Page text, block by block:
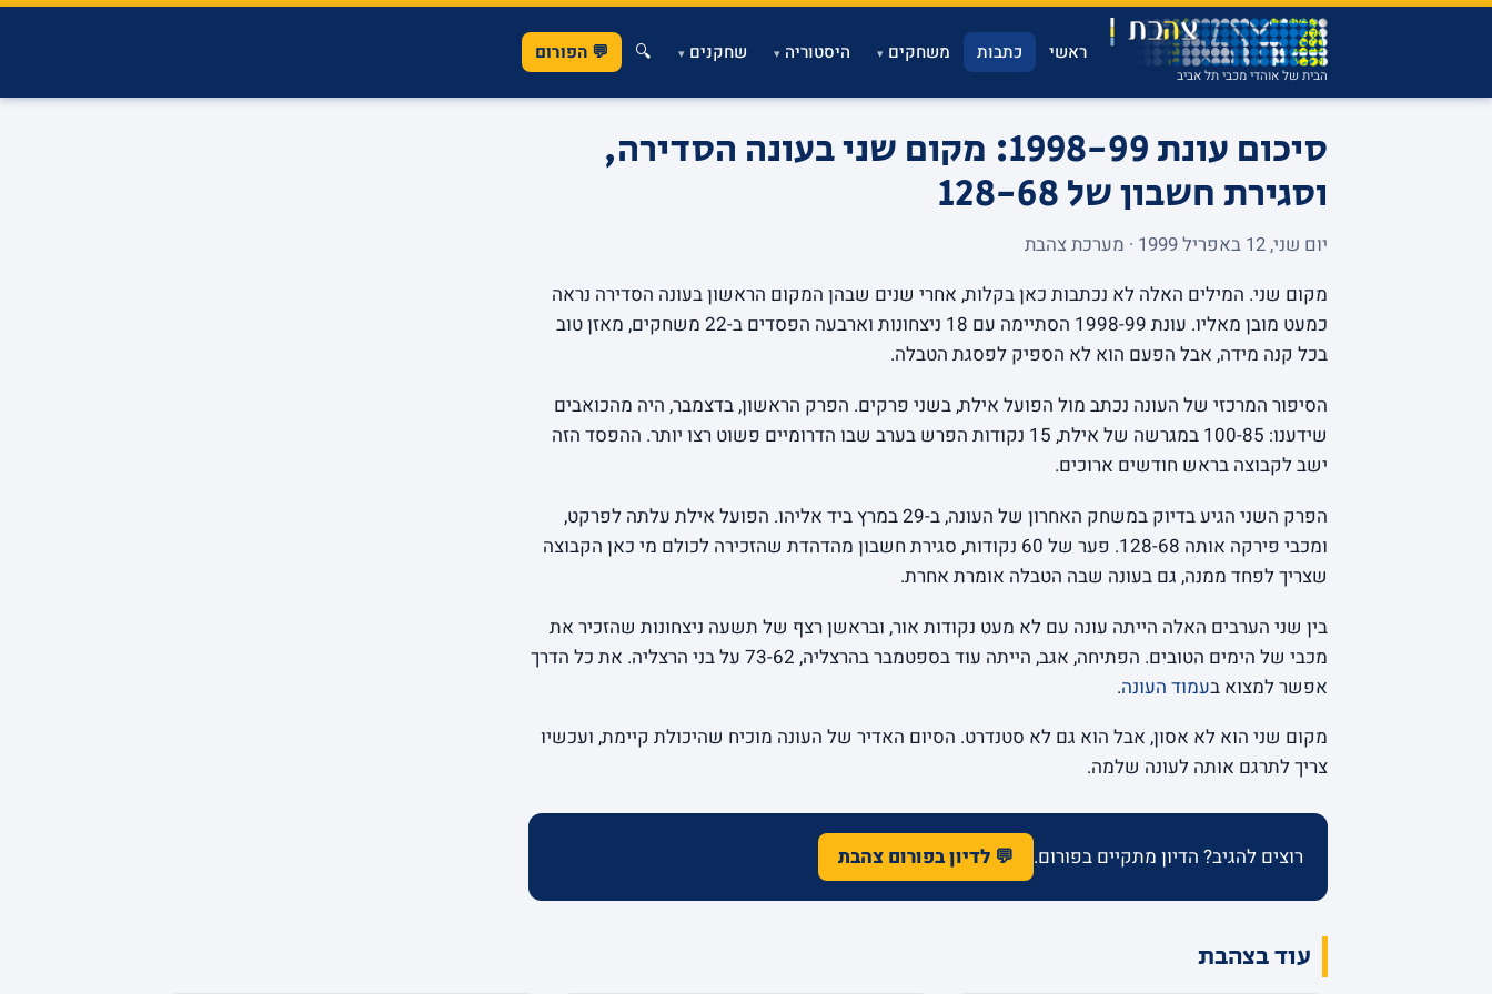
הבית של אוהדי מכבי תל אביב
ראשי כתבות משחקים▾ היסטוריה▾ שחקנים▾
🔍 💬 הפורום
סיכום עונת 1998-99: מקום שני בעונה הסדירה,
וסגירת חשבון של 128-68
יום שני, 12 באפריל 1999 · מערכת צהבת
מקום שני. המילים האלה לא נכתבות כאן בקלות, אחרי שנים שבהן המקום הראשון בעונה הסדירה נראה
כמעט מובן מאליו. עונת 1998-99 הסתיימה עם 18 ניצחונות וארבעה הפסדים ב-22 משחקים, מאזן טוב
בכל קנה מידה, אבל הפעם הוא לא הספיק לפסגת הטבלה.
הסיפור המרכזי של העונה נכתב מול הפועל אילת, בשני פרקים. הפרק הראשון, בדצמבר, היה מהכואבים
שידענו: 100-85 במגרשה של אילת, 15 נקודות הפרש בערב שבו הדרומיים פשוט רצו יותר. ההפסד הזה
ישב לקבוצה בראש חודשים ארוכים.
הפרק השני הגיע בדיוק במשחק האחרון של העונה, ב-29 במרץ ביד אליהו. הפועל אילת עלתה לפרקט,
ומכבי פירקה אותה 128-68. פער של 60 נקודות, סגירת חשבון מהדהדת שהזכירה לכולם מי כאן הקבוצה
שצריך לפחד ממנה, גם בעונה שבה הטבלה אומרת אחרת.
בין שני הערבים האלה הייתה עונה עם לא מעט נקודות אור, ובראשן רצף של תשעה ניצחונות שהזכיר את
מכבי של הימים הטובים. הפתיחה, אגב, הייתה עוד בספטמבר בהרצליה, 73-62 על בני הרצליה. את כל הדרך
אפשר למצוא בעמוד העונה.
מקום שני הוא לא אסון, אבל הוא גם לא סטנדרט. הסיום האדיר של העונה מוכיח שהיכולת קיימת, ועכשיו
צריך לתרגם אותה לעונה שלמה.
רוצים להגיב? הדיון מתקיים בפורום. 💬 לדיון בפורום צהבת
עוד בצהבת